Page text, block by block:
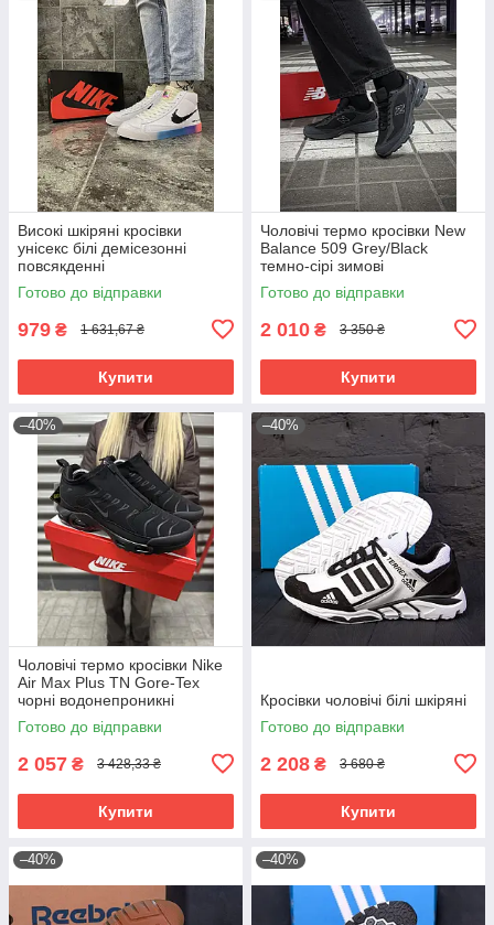
Високі шкіряні кросівки
унісекс білі демісезонні
повсякденні
Готово до відправки
979 ₴ 1 631,67 ₴
Купити
Чоловічі термо кросівки New
Balance 509 Grey/Black
темно-сірі зимові
водонепроникні Cordura
Готово до відправки
2 010 ₴ 3 350 ₴
Купити
–40%
Чоловічі термо кросівки Nike
Air Max Plus TN Gore-Tex
чорні водонепроникні
Готово до відправки
2 057 ₴ 3 428,33 ₴
Купити
–40%
Кросівки чоловічі білі шкіряні
Готово до відправки
2 208 ₴ 3 680 ₴
Купити
–40% –40%